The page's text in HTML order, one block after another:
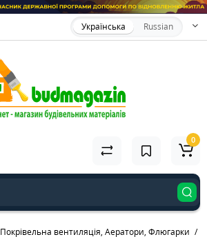
Українська Russian
0
Покрівельна вентиляція, Аератори, Флюгарки